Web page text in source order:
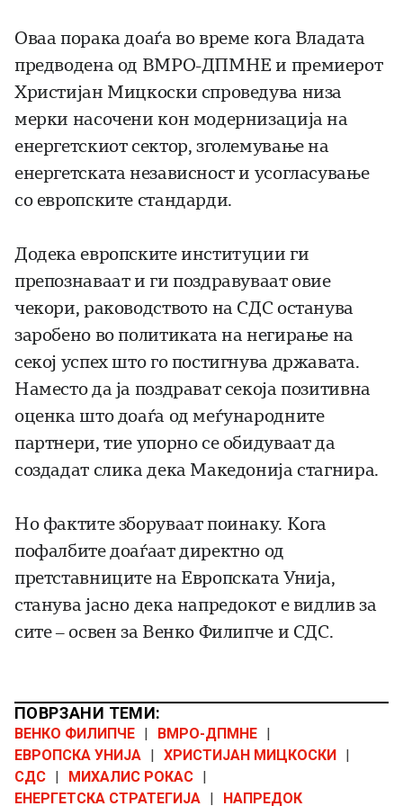
Оваа порака доаѓа во време кога Владата
предводена од ВМРО-ДПМНЕ и премиерот
Христијан Мицкоски спроведува низа
мерки насочени кон модернизација на
енергетскиот сектор, зголемување на
енергетската независност и усогласување
со европските стандарди.
Додека европските институции ги
препознаваат и ги поздравуваат овие
чекори, раководството на СДС останува
заробено во политиката на негирање на
секој успех што го постигнува државата.
Наместо да ја поздрават секоја позитивна
оценка што доаѓа од меѓународните
партнери, тие упорно се обидуваат да
создадат слика дека Македонија стагнира.
Но фактите зборуваат поинаку. Кога
пофалбите доаѓаат директно од
претставниците на Европската Унија,
станува јасно дека напредокот е видлив за
сите – освен за Венко Филипче и СДС.
ПОВРЗАНИ ТЕМИ:
ВЕНКО ФИЛИПЧЕ | ВМРО-ДПМНЕ |
ЕВРОПСКА УНИЈА | ХРИСТИЈАН МИЦКОСКИ |
СДС | МИХАЛИС РОКАС |
ЕНЕРГЕТСКА СТРАТЕГИЈА | НАПРЕДОК